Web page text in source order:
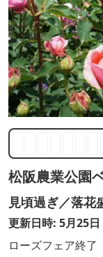
松阪農業公園
見頃過ぎ／落花
更新日時: 5月25日
ローズフェア終了